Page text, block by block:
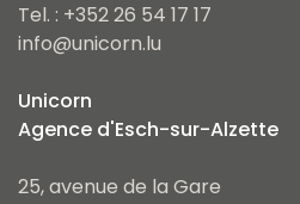
Tel. : +352 26 54 17 17
info@unicorn.lu
Unicorn
Agence d'Esch-sur-Alzette
25, avenue de la Gare